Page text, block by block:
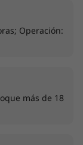
Operación:
más de 18